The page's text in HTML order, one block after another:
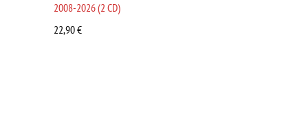
2008-2026 (2 CD)
22,90€